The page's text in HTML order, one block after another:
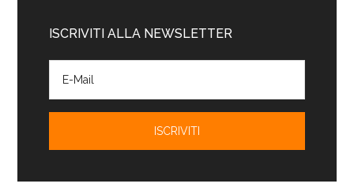
ISCRIVITI ALLA NEWSLETTER